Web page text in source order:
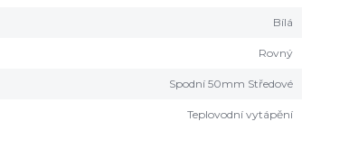
Bílá
Rovný
Spodní 50mm Středové
Teplovodní vytápění